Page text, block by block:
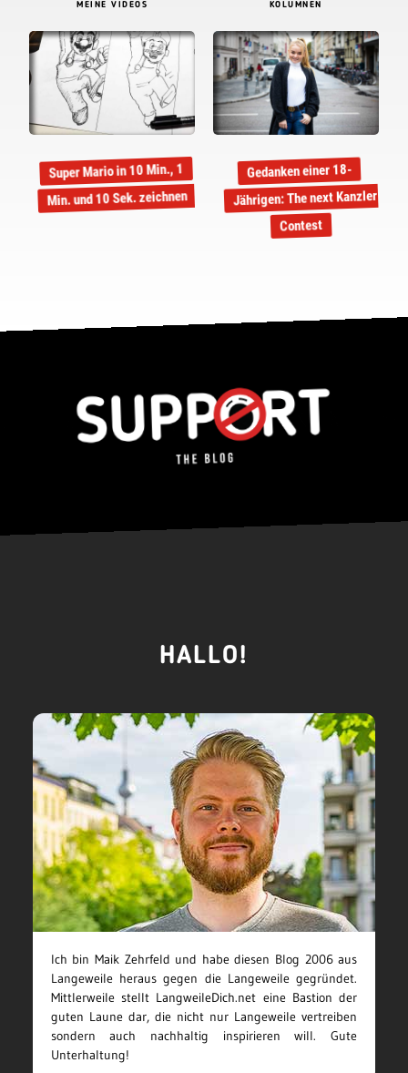
MEINE VIDEOS
Super Mario in 10 Min., 1
Min. und 10 Sek. zeichnen
KOLUMNEN
Gedanken einer 18-
Jährigen: The next Kanzler
Contest
HALLO!
Ich bin Maik Zehrfeld und habe diesen Blog 2006 aus
Langeweile heraus gegen die Langeweile gegründet.
Mittlerweile stellt LangweileDich.net eine Bastion der
guten Laune dar, die nicht nur Langeweile vertreiben
sondern auch nachhaltig inspirieren will. Gute
Unterhaltung!